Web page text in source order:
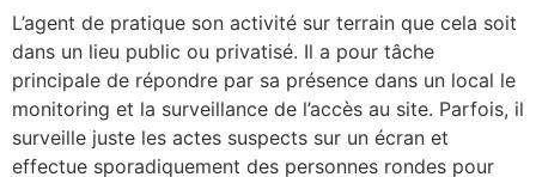
L’agent de pratique son activité sur terrain que cela soit
dans un lieu public ou privatisé. Il a pour tâche
principale de répondre par sa présence dans un local le
monitoring et la surveillance de l’accès au site. Parfois, il
surveille juste les actes suspects sur un écran et
effectue sporadiquement des personnes rondes pour